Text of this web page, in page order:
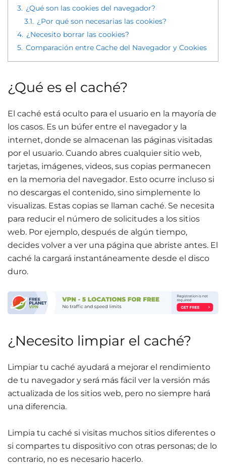
3. ¿Qué son las cookies del navegador?
3.1. ¿Por qué son necesarias las cookies?
4. ¿Necesito borrar las cookies?
5. Comparación entre Cache del Navegador y Cookies
¿Qué es el caché?
El caché está oculto para el usuario en la mayoría de
los casos. Es un búfer entre el navegador y la
internet, donde se almacenan las páginas visitadas
por el usuario. Cuando abres cualquier sitio web,
tarjetas, imágenes, videos, sus copias permanecen
en la memoria del navegador. Esto ocurre incluso si
no descargas el contenido, sino simplemente lo
visualizas. Estas copias se llaman caché. Se necesita
para reducir el número de solicitudes a los sitios
web. Por ejemplo, después de algún tiempo,
decides volver a ver una página que abriste antes. El
caché la cargará instantáneamente desde el disco
duro.
¿Necesito limpiar el caché?
Limpiar tu caché ayudará a mejorar el rendimiento
de tu navegador y será más fácil ver la versión más
actualizada de los sitios web, pero no siempre hará
una diferencia.
Limpia tu caché si visitas muchos sitios diferentes o
si compartes tu dispositivo con otras personas; de lo
contrario, no es necesario hacerlo.